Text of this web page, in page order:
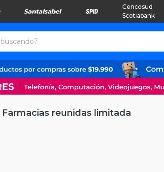
Cencosud
Scotiabank
Farmacias reunidas limitada